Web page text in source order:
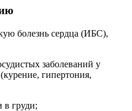
болезнь сердца (ИБС),
заболеваний у
гипертония,
в груди;